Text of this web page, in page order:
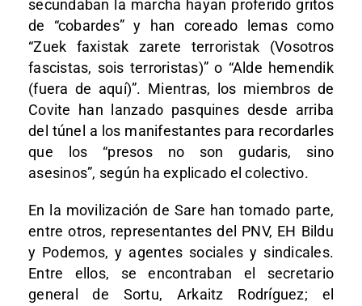
secundaban la marcha hayan proferido gritos
de “cobardes” y han coreado lemas como
“Zuek faxistak zarete terroristak (Vosotros
fascistas, sois terroristas)” o “Alde hemendik
(fuera de aquí)”. Mientras, los miembros de
Covite han lanzado pasquines desde arriba
del túnel a los manifestantes para recordarles
que los “presos no son gudaris, sino
asesinos”, según ha explicado el colectivo.
En la movilización de Sare han tomado parte,
entre otros, representantes del PNV, EH Bildu
y Podemos, y agentes sociales y sindicales.
Entre ellos, se encontraban el secretario
general de Sortu, Arkaitz Rodríguez; el